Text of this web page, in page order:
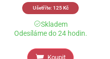
Ušetříte: 125Kč
Skladem
Odesíláme do 24 hodin.
Koupit